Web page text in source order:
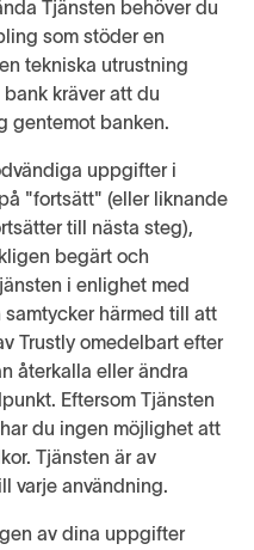
Tjänsten behöver du
som stöder en
tekniska utrustning
kräver att du
gentemot banken.
uppgifter i
"fortsätt" (eller liknande
till nästa steg),
begärt och
i enlighet med
härmed till att
Trustly omedelbart efter
återkalla eller ändra
Eftersom Tjänsten
du ingen möjlighet att
Tjänsten är av
varje användning.
av dina uppgifter